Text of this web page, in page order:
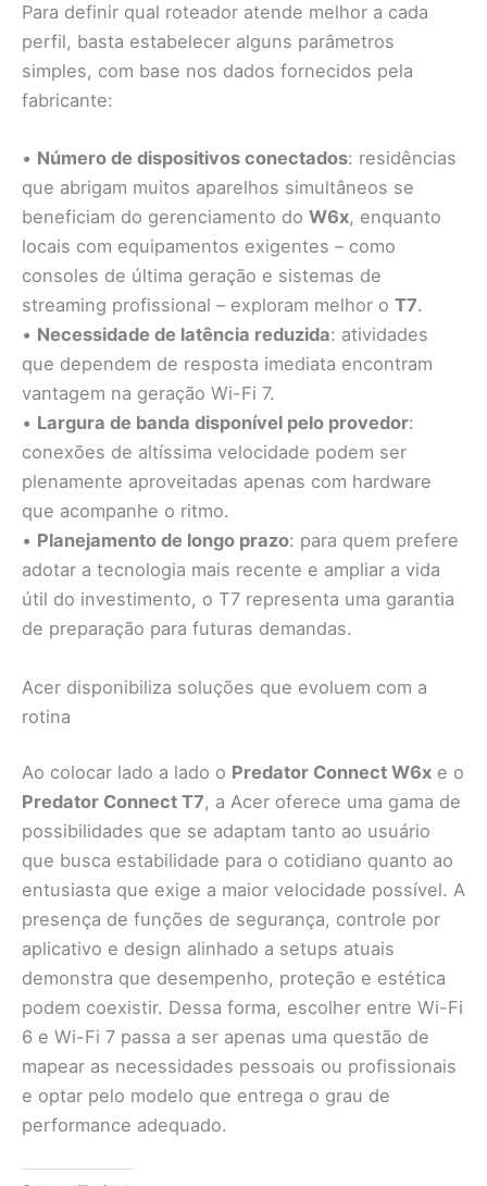
Para definir qual roteador atende melhor a cada
perfil, basta estabelecer alguns parâmetros
simples, com base nos dados fornecidos pela
fabricante:
• Número de dispositivos conectados: residências
que abrigam muitos aparelhos simultâneos se
beneficiam do gerenciamento do W6x, enquanto
locais com equipamentos exigentes – como
consoles de última geração e sistemas de
streaming profissional – exploram melhor o T7.
• Necessidade de latência reduzida: atividades
que dependem de resposta imediata encontram
vantagem na geração Wi-Fi 7.
• Largura de banda disponível pelo provedor:
conexões de altíssima velocidade podem ser
plenamente aproveitadas apenas com hardware
que acompanhe o ritmo.
• Planejamento de longo prazo: para quem prefere
adotar a tecnologia mais recente e ampliar a vida
útil do investimento, o T7 representa uma garantia
de preparação para futuras demandas.
Acer disponibiliza soluções que evoluem com a
rotina
Ao colocar lado a lado o Predator Connect W6x e o
Predator Connect T7, a Acer oferece uma gama de
possibilidades que se adaptam tanto ao usuário
que busca estabilidade para o cotidiano quanto ao
entusiasta que exige a maior velocidade possível. A
presença de funções de segurança, controle por
aplicativo e design alinhado a setups atuais
demonstra que desempenho, proteção e estética
podem coexistir. Dessa forma, escolher entre Wi-Fi
6 e Wi-Fi 7 passa a ser apenas uma questão de
mapear as necessidades pessoais ou profissionais
e optar pelo modelo que entrega o grau de
performance adequado.